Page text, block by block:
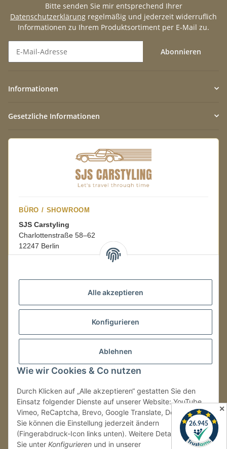
Alle akzeptieren
Konfigurieren
Ablehnen
Wie wir Cookies & Co nutzen
Durch Klicken auf „Alle akzeptieren“ gestatten Sie den
Einsatz folgender Dienste auf unserer Website: YouTube,
Vimeo, ReCaptcha, Brevo, Google Translate, Doofinder.
Sie können die Einstellung jederzeit ändern
(Fingerabdruck-Icon links unten). Weitere Details finden
Sie unter Konfigurieren und in unserer
Bitte senden Sie mir entsprechend Ihrer
Datenschutzerklärung regelmäßig und jederzeit widerruflich
Informationen zu Ihrem Produktsortiment per E-Mail zu.
Abonnieren
Informationen
Gesetzliche Informationen
BÜRO / SHOWROOM
SJS Carstyling
Charlottenstraße 58–62
12247 Berlin
08:00–16:00 Uhr
LAGER / RETOUREN
Packmonster Fulfillment
SJS Carstyling Lager
Retouren ausschließlich an diese Adresse.
Tel.:+49 (0) 30 36417228
E-Mail:info@sjs-carstyling.com
✕